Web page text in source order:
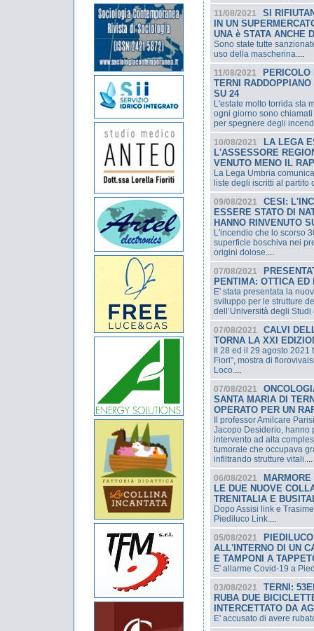
11/08/2021
SI
IN UN
UNA è STATA ANCHE
Sono state tutte
uso della mascherina....
11/08/2021
TERNI
SU 24
L'estate molto torrida sta
ogni giorno sono
per spegnere degli
10/08/2021
LA LEGA
L'ASSESSORE
VENUTO MENO IL
La Lega Umbria
liste degli iscritti al partito
09/08/2021
CESI:
ESSERE STATO DI
HANNO RINVENUTO
L'incendio che lo scorso
superficie boschiva nei
origini dolose....
07/08/2021
PENTIMA: OTTICA
E' stata presentata la
sviluppo per le strutture
dell’Università degli Studi
07/08/2021
CALVI
TORNA LA XXI
Il 28 ed il 29 agosto
Fiori", mostra di
Loco....
07/08/2021
SANTA MARIA DI
OPERATO PER UN
Il professor Amilcare
Jacopo Desiderio, hanno
intervento ad alta
tumorale che occupava
infiltrando strutture vitali....
06/08/2021
LE DUE NUOVE
TRENITALIA E
Dopo Assisi link e
Piediluco Link....
05/08/2021
ALL'INTERNO DI UN
E TAMPONI A
E' allarme Covid-19 a
03/08/2021
TERNI:
RUBA DUE
INTERCETTATO DA
E' accusato di avere